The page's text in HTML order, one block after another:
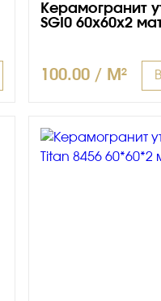
Керамогранит
SGI0 60x60x2
100.00 / M²